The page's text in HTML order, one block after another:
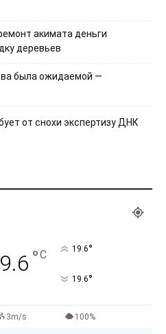
акимата деньги
деревьев
была ожидаемой —
от снохи экспертизу ДНК
°C 19.6°
19.6°
3m/s 100%